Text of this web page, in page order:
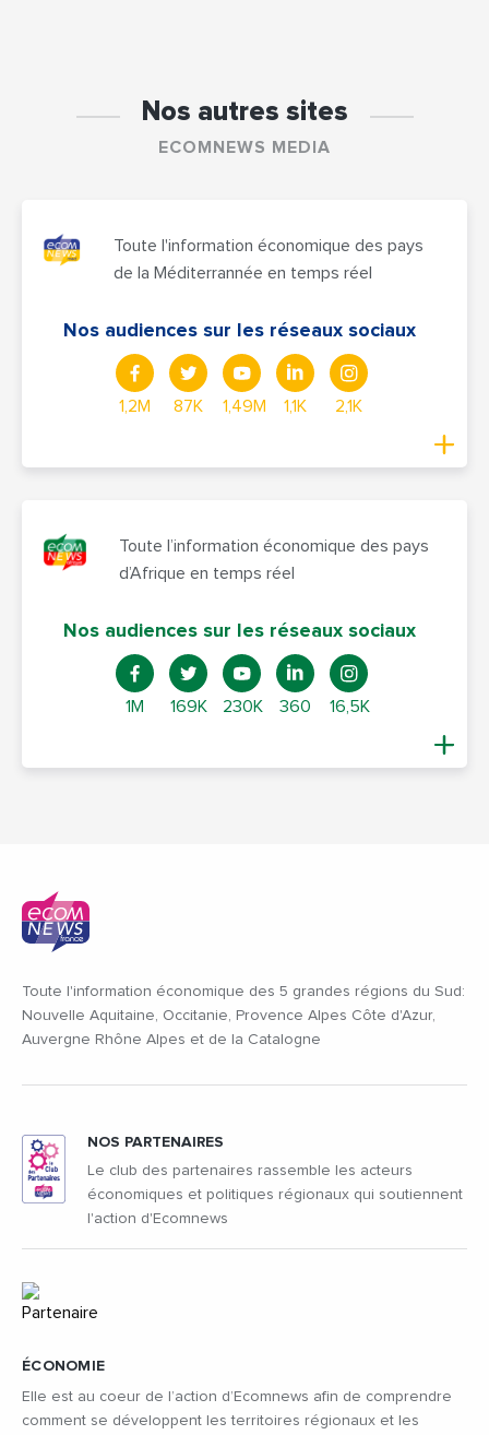
Nos autres sites
ECOMNEWS MEDIA
Toute l'information économique des pays
de la Méditerrannée en temps réel
Nos audiences sur les réseaux sociaux
1,2M 87K 1,49M 1,1K 2,1K
Toute l’information économique des pays
d’Afrique en temps réel
Nos audiences sur les réseaux sociaux
1M 169K 230K 360 16,5K
Toute l'information économique des 5 grandes régions du Sud:
Nouvelle Aquitaine, Occitanie, Provence Alpes Côte d'Azur,
Auvergne Rhône Alpes et de la Catalogne
ÉCONOMIE
Elle est au coeur de l’action d’Ecomnews afin de comprendre
comment se développent les territoires régionaux et les
NOS PARTENAIRES
Le club des partenaires rassemble les acteurs
économiques et politiques régionaux qui soutiennent
l'action d'Ecomnews